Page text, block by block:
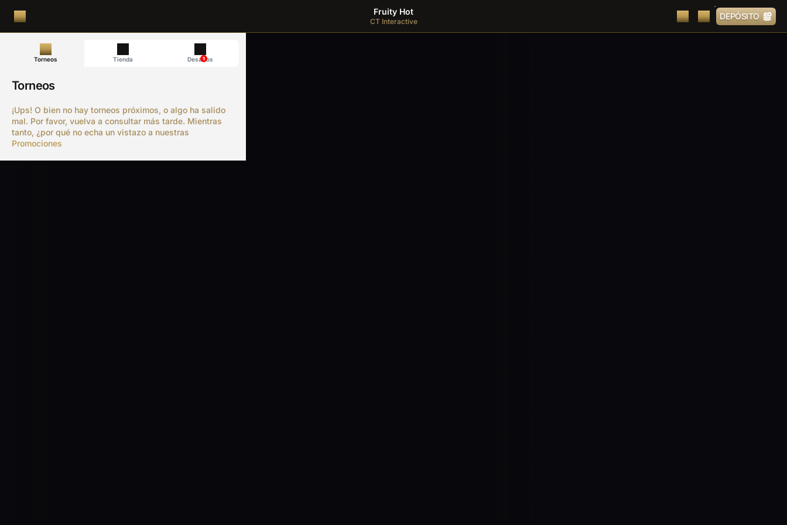
Fruity Hot
CT Interactive
DEPÓSITO
Torneos Tienda 1
Desafíos
Torneos
¡Ups! O bien no hay torneos próximos, o algo ha salido
mal. Por favor, vuelva a consultar más tarde. Mientras
tanto, ¿por qué no echa un vistazo a nuestras
Promociones